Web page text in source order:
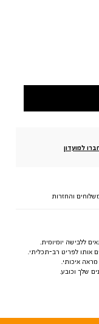
למועדון
והחזרות
ללבישה יומיומית.
אותו לפריט רב-תכליתי.
איכותי.
שלך וכובע.